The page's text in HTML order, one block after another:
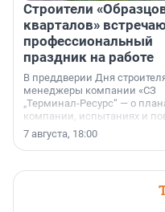
Строители
кварталов»
профессиональный
праздник на работе
В преддверии Дня
менеджеры компании «СЗ
„Терминал-Ресурс“ — о
компании, испытаниях и
осторожного оптимизма.
7 августа, 18:00